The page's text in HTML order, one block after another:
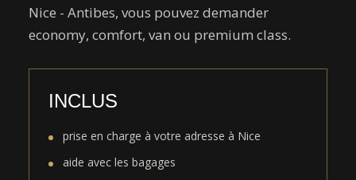
Nice - Antibes, vous pouvez demander
economy, comfort, van ou premium class.
INCLUS
prise en charge à votre adresse à Nice
aide avec les bagages